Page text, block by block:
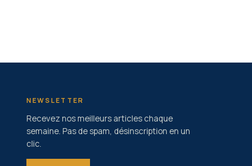
NEWSLETTER
Recevez nos meilleurs articles chaque
semaine. Pas de spam, désinscription en un
clic.